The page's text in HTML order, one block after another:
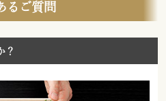
るご質問
？